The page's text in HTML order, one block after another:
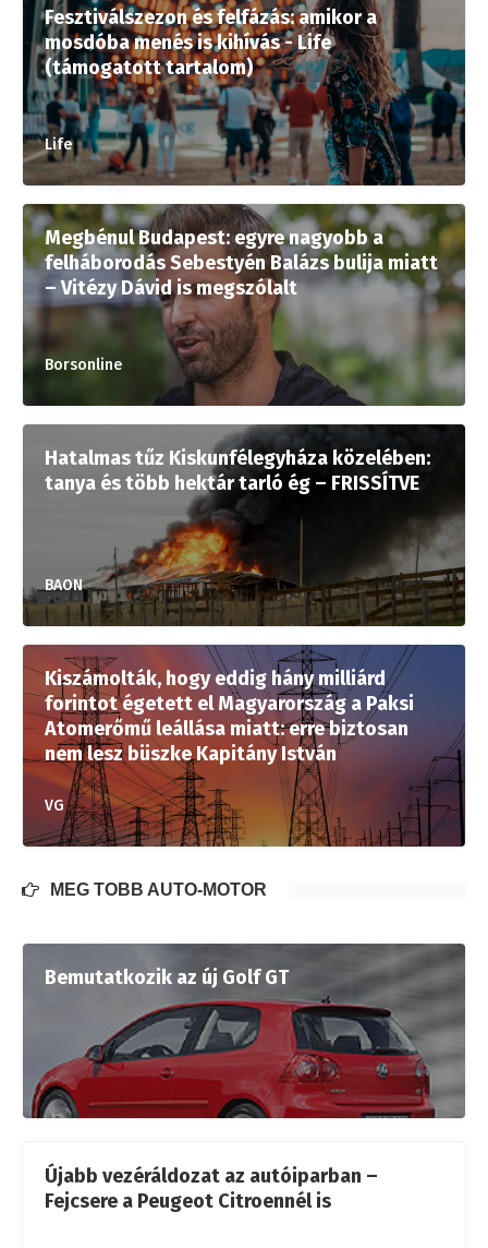
Fesztiválszezon és felfázás: amikor a
mosdóba menés is kihívás - Life
(támogatott tartalom)
Life
Megbénul Budapest: egyre nagyobb a
felháborodás Sebestyén Balázs bulija miatt
– Vitézy Dávid is megszólalt
Borsonline
Hatalmas tűz Kiskunfélegyháza közelében:
tanya és több hektár tarló ég – FRISSÍTVE
BAON
Kiszámolták, hogy eddig hány milliárd
forintot égetett el Magyarország a Paksi
Atomerőmű leállása miatt: erre biztosan
nem lesz büszke Kapitány István
VG
MÉG TÖBB AUTÓ-MOTOR
Bemutatkozik az új Golf GT
Újabb vezéráldozat az autóiparban –
Fejcsere a Peugeot Citroennél is